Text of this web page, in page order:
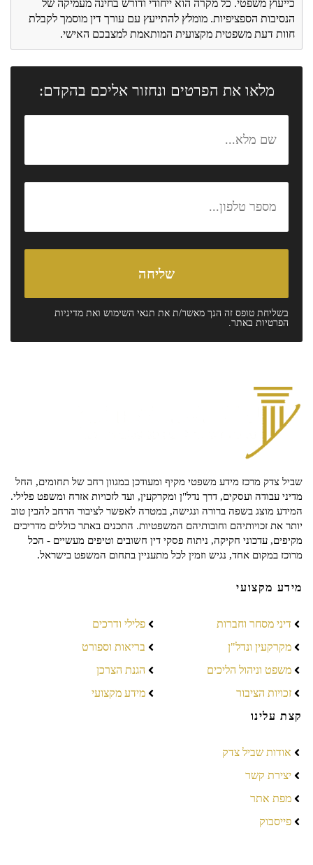
כייעוץ משפטי. כל מקרה הוא ייחודי ודורש בחינה מעמיקה של
הנסיבות הספציפיות. מומלץ להתייעץ עם עורך דין מוסמך לקבלת
חוות דעת משפטית מקצועית המותאמת למצבכם האישי.
מלאו את הפרטים ונחזור אליכם בהקדם:
בשליחת טופס זה הנך מאשר/ת את תנאי השימוש ואת מדיניות
הפרטיות באתר.
שביל צדק מרכז מידע משפטי מקיף ומעודכן במגוון רחב של תחומים, החל
מדיני עבודה ועסקים, דרך נדל"ן ומקרקעין, ועד לזכויות אזרח ומשפט פלילי.
המידע מוצג בשפה ברורה ונגישה, במטרה לאפשר לציבור הרחב להבין טוב
יותר את זכויותיהם וחובותיהם המשפטיות. התכנים באתר כוללים מדריכים
מקיפים, עדכוני חקיקה, ניתוח פסקי דין חשובים וטיפים מעשיים - הכל
מרוכז במקום אחד, נגיש וזמין לכל מתעניין בתחום המשפט בישראל.
מידע מקצועי
דיני מסחר וחברות
מקרקעין ונדל"ן
משפט וניהול הליכים
זכויות הציבור
פלילי ודרכים
בריאות וספורט
הגנת הצרכן
מידע מקצועי
קצת עלינו
אודות שביל צדק
יצירת קשר
מפת אתר
פייסבוק